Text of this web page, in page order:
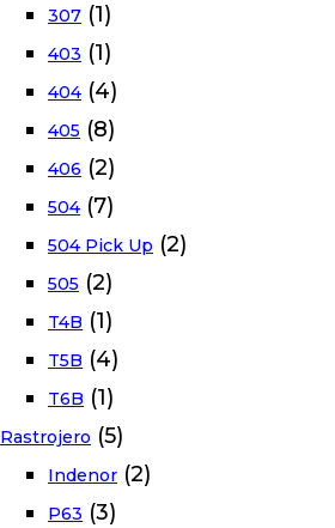
307 (1)
403 (1)
404 (4)
405 (8)
406 (2)
504 (7)
504 Pick Up (2)
505 (2)
T4B (1)
T5B (4)
T6B (1)
Rastrojero (5)
Indenor (2)
P63 (3)